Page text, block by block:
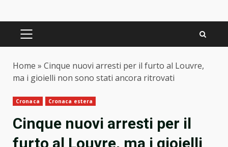
PRIMARY
Home » Cinque nuovi arresti per il furto al Louvre,
ma i gioielli non sono stati ancora ritrovati
Cronaca Cronaca estera
Cinque nuovi arresti per il
furto al Louvre, ma i gioielli